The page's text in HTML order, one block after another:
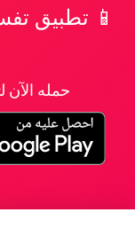
حمله